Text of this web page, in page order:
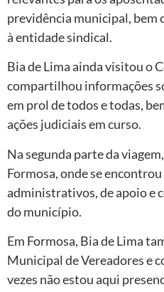
previdência municipal, bem
à entidade sindical.
Bia de Lima ainda visitou o
compartilhou informações
em prol de todos e todas,
ações judiciais em curso.
Na segunda parte da
Formosa, onde se
administrativos, de apoio e
do município.
Em Formosa, Bia de Lima
Municipal de Vereadores e
vezes não estou aqui